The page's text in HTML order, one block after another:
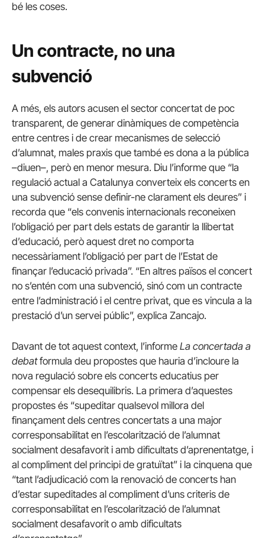
bé les coses.
Un contracte, no una
subvenció
A més, els autors acusen el sector concertat de poc
transparent, de generar dinàmiques de competència
entre centres i de crear mecanismes de selecció
d’alumnat, males praxis que també es dona a la pública
–diuen–, però en menor mesura. Diu l’informe que “la
regulació actual a Catalunya converteix els concerts en
una subvenció sense definir-ne clarament els deures” i
recorda que “els convenis internacionals reconeixen
l’obligació per part dels estats de garantir la llibertat
d’educació, però aquest dret no comporta
necessàriament l’obligació per part de l’Estat de
finançar l’educació privada”. “En altres països el concert
no s’entén com una subvenció, sinó com un contracte
entre l’administració i el centre privat, que es vincula a la
prestació d’un servei públic”, explica Zancajo.
Davant de tot aquest context, l’informe La concertada a
debatformula deu propostes que hauria d’incloure la
nova regulació sobre els concerts educatius per
compensar els desequilibris. La primera d’aquestes
propostes és “supeditar qualsevol millora del
finançament dels centres concertats a una major
corresponsabilitat en l’escolarització de l’alumnat
socialment desafavorit i amb dificultats d’aprenentatge, i
al compliment del principi de gratuïtat” i la cinquena que
“tant l’adjudicació com la renovació de concerts han
d’estar supeditades al compliment d’uns criteris de
corresponsabilitat en l’escolarització de l’alumnat
socialment desafavorit o amb dificultats